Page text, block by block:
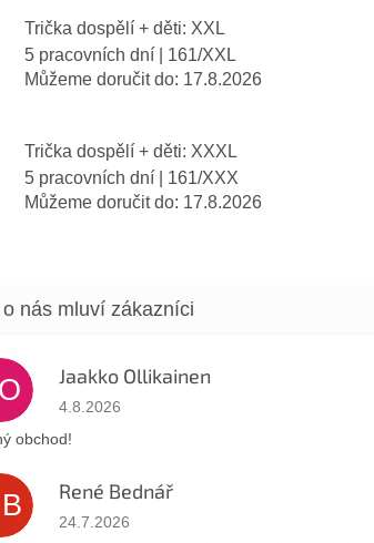
Trička dospělí + děti: XXL
5 pracovních dní
| 161/XXL
Můžeme doručit do: 17.8.2026
Trička dospělí + děti: XXXL
5 pracovních dní
| 161/XXX
Můžeme doručit do: 17.8.2026
Jaakko Ollikainen
Hodnocení obchodu je 5 z 5 hvězdiček.
4.8.2026
obchod!
René Bednář
Hodnocení obchodu je 5 z 5 hvězdiček.
24.7.2026